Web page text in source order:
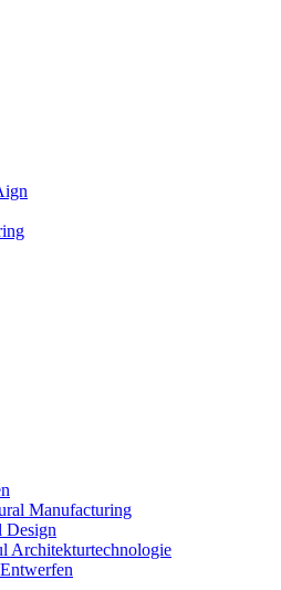
Manufacturing
Design
Architekturtechnologie